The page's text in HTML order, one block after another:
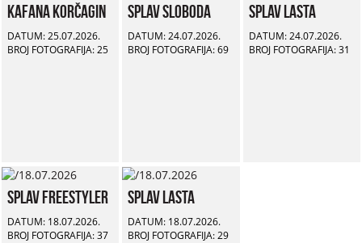
Kafana Korčagin
DATUM: 25.07.2026.
BROJ FOTOGRAFIJA: 25
Splav Sloboda
DATUM: 24.07.2026.
BROJ FOTOGRAFIJA: 69
Splav Lasta
DATUM: 24.07.2026.
BROJ FOTOGRAFIJA: 31
Splav Freestyler
DATUM: 18.07.2026.
BROJ FOTOGRAFIJA: 37
Splav Lasta
DATUM: 18.07.2026.
BROJ FOTOGRAFIJA: 29